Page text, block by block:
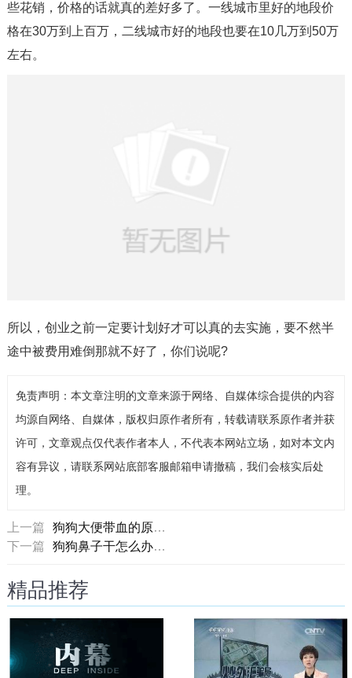
些花销，价格的话就真的差好多了。一线城市里好的地段价
格在30万到上百万，二线城市好的地段也要在10几万到50万
左右。
所以，创业之前一定要计划好才可以真的去实施，要不然半
途中被费用难倒那就不好了，你们说呢?
免责声明：本文章注明的文章来源于网络、自媒体综合提供的内容
均源自网络、自媒体，版权归原作者所有，转载请联系原作者并获
许可，文章观点仅代表作者本人，不代表本网站立场，如对本文内
容有异议，请联系网站底部客服邮箱申请撤稿，我们会核实后处
理。
上一篇
狗狗大便带血的原因和治疗方法
下一篇
狗狗鼻子干怎么办？如何治疗狗鼻子发干？
精品推荐